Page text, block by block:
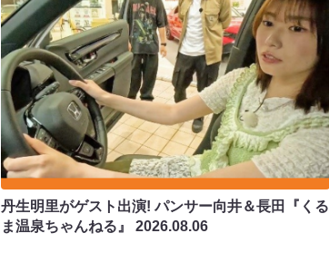
丹生明里がゲスト出演! パンサー向井＆長田『くる
ま温泉ちゃんねる』2026.08.06